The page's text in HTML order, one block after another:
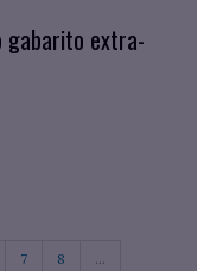
gabarito extra-
7 8 ...